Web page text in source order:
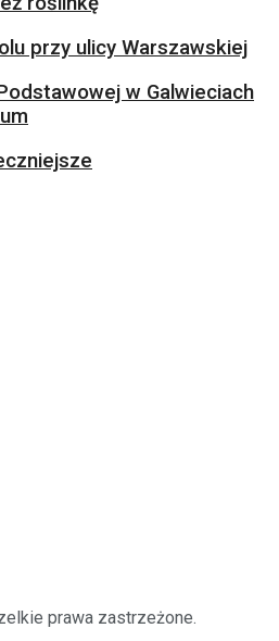
przy ulicy Warszawskiej
w Galwieciach
prawa zastrzeżone.